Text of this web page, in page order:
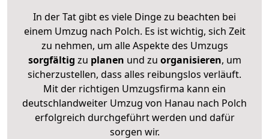
In der Tat gibt es viele Dinge zu beachten bei
einem Umzug nach Polch. Es ist wichtig, sich Zeit
zu nehmen, um alle Aspekte des Umzugs
sorgfältig zu planen und zu organisieren, um
sicherzustellen, dass alles reibungslos verläuft.
Mit der richtigen Umzugsfirma kann ein
deutschlandweiter Umzug von Hanau nach Polch
erfolgreich durchgeführt werden und dafür
sorgen wir.